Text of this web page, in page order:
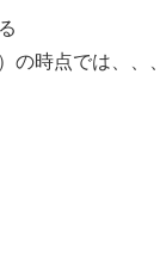
の時点では、、、